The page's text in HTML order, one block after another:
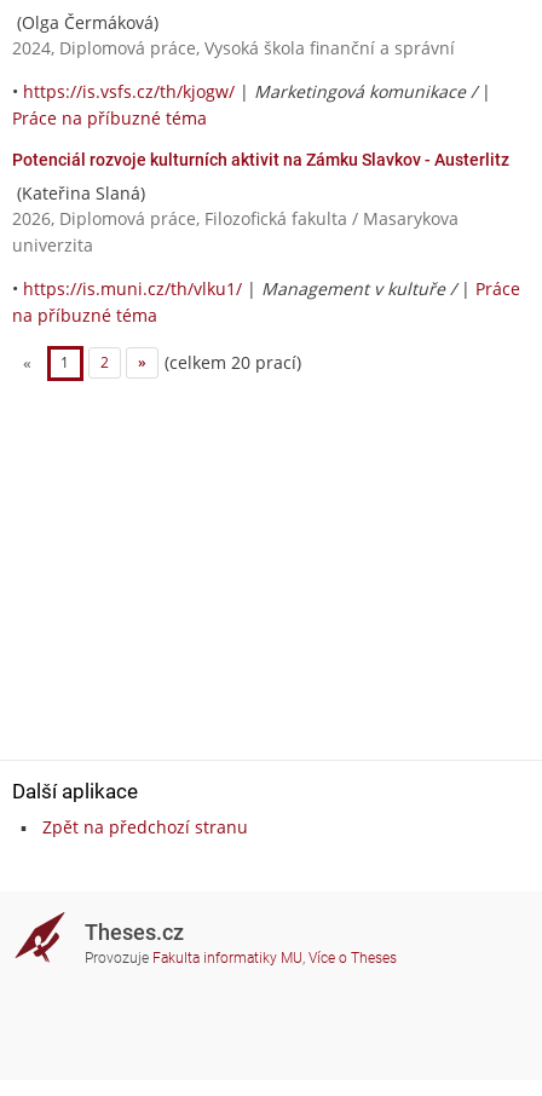
(Olga Čermáková)
2024, Diplomová práce, Vysoká škola finanční a správní
• https://is.vsfs.cz/th/kjogw/ | Marketingová komunikace / |
Práce na příbuzné téma
Potenciál rozvoje kulturních aktivit na Zámku Slavkov - Austerlitz
(Kateřina Slaná)
2026, Diplomová práce, Filozofická fakulta / Masarykova
univerzita
• https://is.muni.cz/th/vlku1/ | Management v kultuře / | Práce
na příbuzné téma
« 1 2 » (celkem 20 prací)
Další aplikace
Zpět na předchozí stranu
Theses.cz
Provozuje Fakulta informatiky MU, Více o Theses